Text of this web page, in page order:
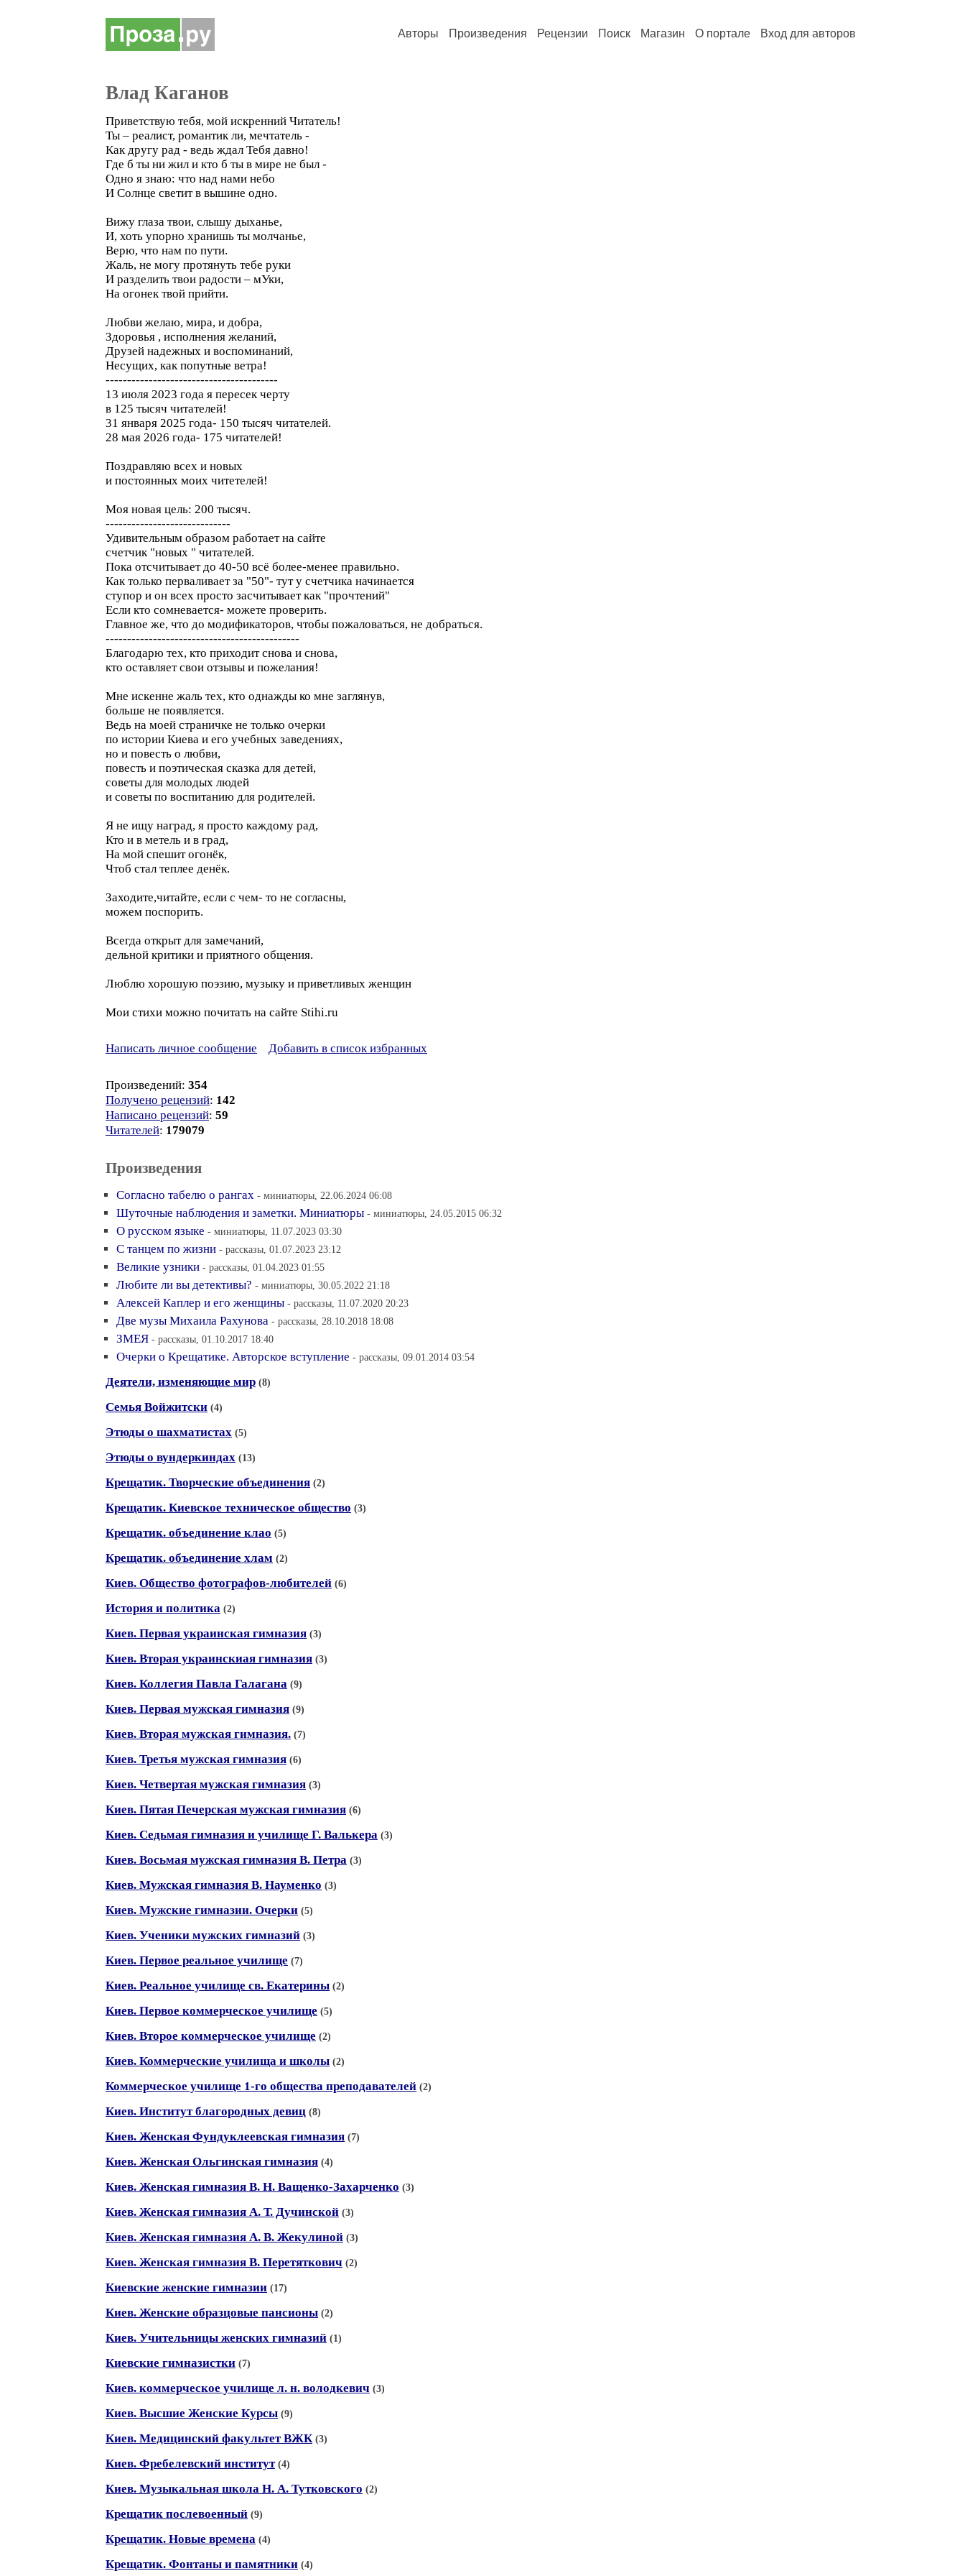
Авторы Произведения Рецензии Поиск Магазин О портале Вход для авторов
Влад Каганов
Приветствую тебя, мой искренний Читатель!
Ты – реалист, романтик ли, мечтатель -
Как другу рад - ведь ждал Тебя давно!
Где б ты ни жил и кто б ты в мире не был -
Одно я знаю: что над нами небо
И Солнце светит в вышине одно.
Вижу глаза твои, слышу дыханье,
И, хоть упорно хранишь ты молчанье,
Верю, что нам по пути.
Жаль, не могу протянуть тебе руки
И разделить твои радости – мУки,
На огонек твой прийти.
Любви желаю, мира, и добра,
Здоровья , исполнения желаний,
Друзей надежных и воспоминаний,
Несущих, как попутные ветра!
----------------------------------------
13 июля 2023 года я пересек черту
в 125 тысяч читателей!
31 января 2025 года- 150 тысяч читателей.
28 мая 2026 года- 175 читателей!
Поздравляю всех и новых
и постоянных моих читетелей!
Моя новая цель: 200 тысяч.
-----------------------------
Удивительным образом работает на сайте
счетчик "новых " читателей.
Пока отсчитывает до 40-50 всё более-менее правильно.
Как только перваливает за "50"- тут у счетчика начинается
ступор и он всех просто засчитывает как "прочтений"
Если кто сомневается- можете проверить.
Главное же, что до модификаторов, чтобы пожаловаться, не добраться.
---------------------------------------------
Благодарю тех, кто приходит снова и снова,
кто оставляет свои отзывы и пожелания!
Мне искенне жаль тех, кто однажды ко мне заглянув,
больше не появляется.
Ведь на моей страничке не только очерки
по истории Киева и его учебных заведениях,
но и повесть о любви,
повесть и поэтическая сказка для детей,
советы для молодых людей
и советы по воспитанию для родителей.
Я не ищу наград, я просто каждому рад,
Кто и в метель и в град,
На мой спешит огонёк,
Чтоб стал теплее денёк.
Заходите,читайте, если с чем- то не согласны,
можем поспорить.
Всегда открыт для замечаний,
дельной критики и приятного общения.
Люблю хорошую поэзию, музыку и приветливых женщин
Мои стихи можно почитать на сайте Stihi.ru
Написать личное сообщение Добавить в список избранных
Произведений: 354
Получено рецензий: 142
Написано рецензий: 59
Читателей: 179079
Произведения
Согласно табелю о рангах - миниатюры, 22.06.2024 06:08
Шуточные наблюдения и заметки. Миниатюры - миниатюры, 24.05.2015 06:32
О русском языке - миниатюры, 11.07.2023 03:30
С танцем по жизни - рассказы, 01.07.2023 23:12
Великие узники - рассказы, 01.04.2023 01:55
Любите ли вы детективы? - миниатюры, 30.05.2022 21:18
Алексей Каплер и его женщины - рассказы, 11.07.2020 20:23
Две музы Михаила Рахунова - рассказы, 28.10.2018 18:08
ЗМЕЯ - рассказы, 01.10.2017 18:40
Очерки о Крещатике. Авторское вступление - рассказы, 09.01.2014 03:54
Деятели, изменяющие мир (8)
Семья Войжитски (4)
Этюды о шахматистах (5)
Этюды о вундеркиндах (13)
Крещатик. Творческие объединения (2)
Крещатик. Киевское техническое общество (3)
Крещатик. объединение клао (5)
Крещатик. объединение хлам (2)
Киев. Oбщество фотографов-любителей (6)
История и политика (2)
Киев. Первая украинская гимназия (3)
Киев. Вторая украинскиая гимназия (3)
Киев. Коллегия Павла Галагана (9)
Киев. Первая мужская гимназия (9)
Киев. Вторая мужская гимназия. (7)
Киев. Третья мужская гимназия (6)
Киев. Четвертая мужская гимназия (3)
Киев. Пятая Печерская мужская гимназия (6)
Киев. Седьмая гимназия и училище Г. Валькера (3)
Киев. Восьмая мужская гимназия В. Петра (3)
Киев. Мужская гимназия В. Науменко (3)
Киев. Мужские гимназии. Очерки (5)
Киев. Ученики мужских гимназий (3)
Киев. Первое реальное училище (7)
Киев. Реальное училище св. Екатерины (2)
Киев. Первое коммерческое училище (5)
Киев. Второе коммерческое училище (2)
Киев. Коммерческие училища и школы (2)
Коммерческое училище 1-го общества преподавателей (2)
Киев. Институт благородных девиц (8)
Киев. Женская Фундуклеевская гимназия (7)
Киев. Женская Ольгинская гимназия (4)
Киев. Женская гимназия В. Н. Ващенко-Захарченко (3)
Киев. Женская гимназия А. Т. Дучинской (3)
Киев. Женская гимназия А. В. Жекулиной (3)
Киев. Женская гимназия В. Перетяткович (2)
Киевские женские гимназии (17)
Киев. Женские образцовые пансионы (2)
Киев. Учительницы женских гимназий (1)
Киевские гимназистки (7)
Киев. коммерческое училище л. н. володкевич (3)
Киев. Высшие Женские Курсы (9)
Киев. Медицинский факультет ВЖК (3)
Киев. Фребелевский институт (4)
Киев. Музыкальная школа Н. А. Тутковского (2)
Крещатик послевоенный (9)
Крещатик. Новые времена (4)
Крещатик. Фонтаны и памятники (4)